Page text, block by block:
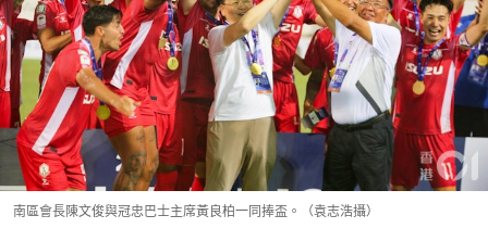
南區會長陳文俊與冠忠巴士主席黃良柏一同捧盃。（袁志浩攝）